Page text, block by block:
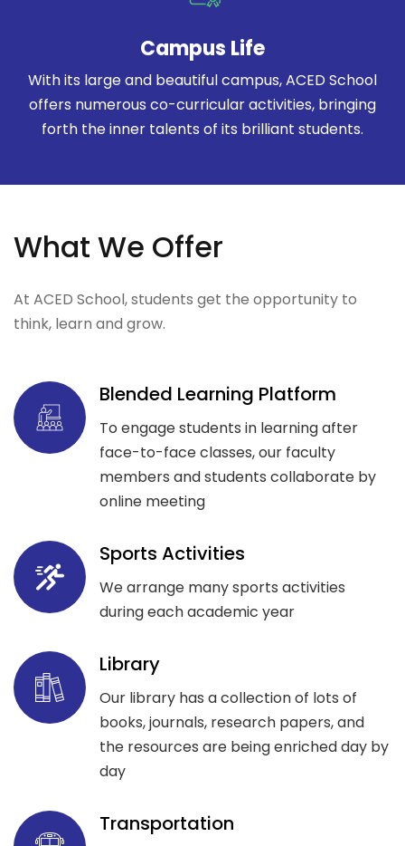
Campus Life
With its large and beautiful campus, ACED School
offers numerous co-curricular activities, bringing
forth the inner talents of its brilliant students.
What We Offer
At ACED School, students get the opportunity to
think, learn and grow.
Blended Learning Platform
To engage students in learning after
face-to-face classes, our faculty
members and students collaborate by
online meeting
Sports Activities
We arrange many sports activities
during each academic year
Library
Our library has a collection of lots of
books, journals, research papers, and
the resources are being enriched day by
day
Transportation